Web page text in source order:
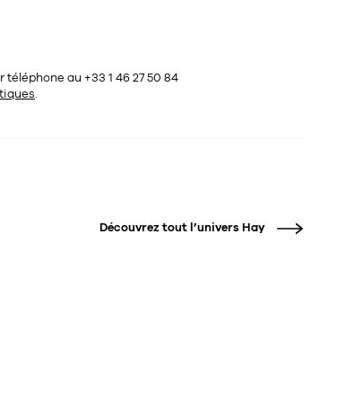
téléphone au +33 1 46 27 50 84
.
Découvrez tout l’univers Hay